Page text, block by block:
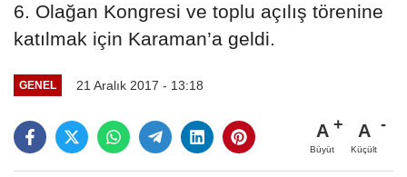
6. Olağan Kongresi ve toplu açılış törenine
katılmak için Karaman’a geldi.
GENEL 21 Aralık 2017 - 13:18
A
Büyüt
A
Küçült